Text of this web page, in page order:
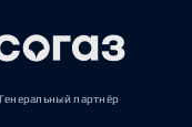
Генеральный партнёр